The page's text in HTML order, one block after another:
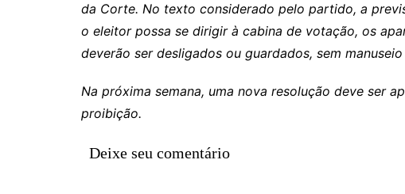
Uruaçu
da Corte. No texto considerado pelo partido, a
o eleitor possa se dirigir à cabina de votação, os
deverão ser desligados ou guardados, sem
Na próxima semana, uma nova resolução deve ser
proibição.
Deixe seu comentário